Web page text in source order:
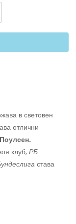
в световен
отлични
клуб, РБ
става